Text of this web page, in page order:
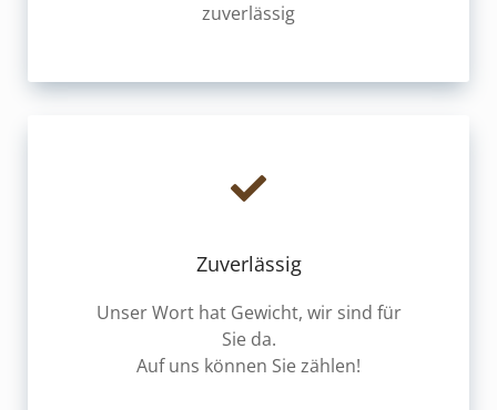
zuverlässig
Zuverlässig
Unser Wort hat Gewicht, wir sind für
Sie da.
Auf uns können Sie zählen!